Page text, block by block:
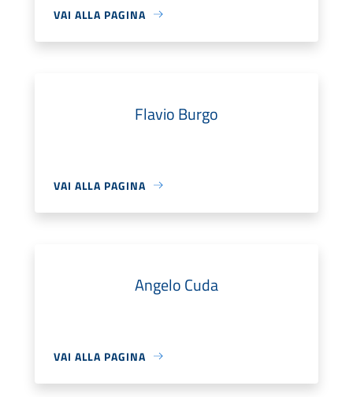
VAI ALLA PAGINA
Flavio Burgo
VAI ALLA PAGINA
Angelo Cuda
VAI ALLA PAGINA